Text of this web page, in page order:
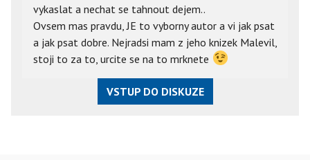
vykaslat a nechat se tahnout dejem..
Ovsem mas pravdu, JE to vyborny autor a vi jak psat
a jak psat dobre. Nejradsi mam z jeho knizek Malevil,
stoji to za to, urcite se na to mrknete
VSTUP DO DISKUZE